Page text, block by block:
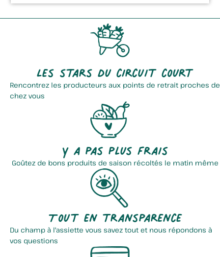
Les stars du circuit court
Rencontrez les producteurs aux points de retrait proches de
chez vous
Y a pas plus frais
Goûtez de bons produits de saison récoltés le matin même
Tout en transparence
Du champ à l'assiette vous savez tout et nous répondons à
vos questions